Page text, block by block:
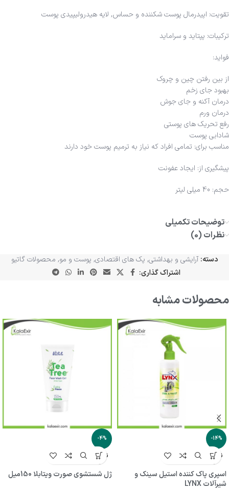
تقویت: اپیدرمال پوست شکننده و حساس, لایه هیدرولیپیدی پوست
ترکیبات: پپتاید و سراماید
فواید:
از بین رفتن چین و چروک
بهبود جای زخم
درمان آکنه و جای جوش
درمان ورم
رفع تحریک های پوستی
شادابی پوست
مناسب برای: تمامی افراد که نیاز به ترمیم پوست خود دارند
پیشگیری از: ایجاد عفونت
حجم: 40 میلی لیتر
توضیحات تکمیلی
نظرات (0)
دسته: آرایشی و بهداشتی, پک های اقتصادی, پوست و مو, محصولات گاتیو
اشتراک گذاری:
محصولات مشابه
-14%
ناموجو
د
اسپری پاک کننده استیل سینک و
شیرآلات LYNX
-4%
ناموجو
د
ژل شستشوی صورت ویتابلا 150میل